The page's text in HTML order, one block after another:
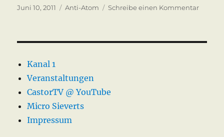
Veröffentlicht
Juni 10, 2011 Kategorien
Anti-Atom Schreibe einen Kommentarzu
Kanal 1
Veranstaltungen
CastorTV @ YouTube
Micro Sieverts
Impressum